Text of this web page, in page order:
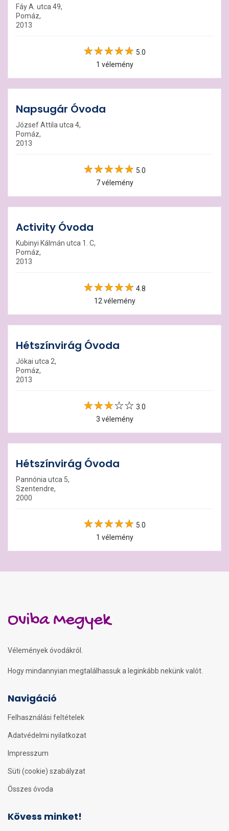
Fáy A. utca 49,
Pomáz,
2013
5.0
1 vélemény
Napsugár Óvoda
József Attila utca 4,
Pomáz,
2013
5.0
7 vélemény
Activity Óvoda
Kubinyi Kálmán utca 1. C,
Pomáz,
2013
4.8
12 vélemény
Hétszínvirág Óvoda
Jókai utca 2,
Pomáz,
2013
3.0
3 vélemény
Hétszínvirág Óvoda
Pannónia utca 5,
Szentendre,
2000
5.0
1 vélemény
Oviba Megyek
Vélemények óvodákról.
Hogy mindannyian megtalálhassuk a leginkább nekünk valót.
Navigáció
Felhasználási feltételek
Adatvédelmi nyilatkozat
Impresszum
Süti (cookie) szabályzat
Összes óvoda
Kövess minket!